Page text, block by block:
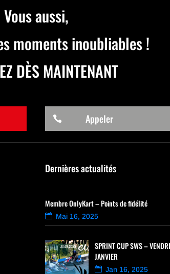
Vous aussi,
moments inoubliables !
DÈS MAINTENANT
 Appeler
Dernières actualités
Membre OnlyKart – Points de fidélité
Mai 16, 2025
SPRINT CUP SWS –
JANVIER
Jan 16, 2025